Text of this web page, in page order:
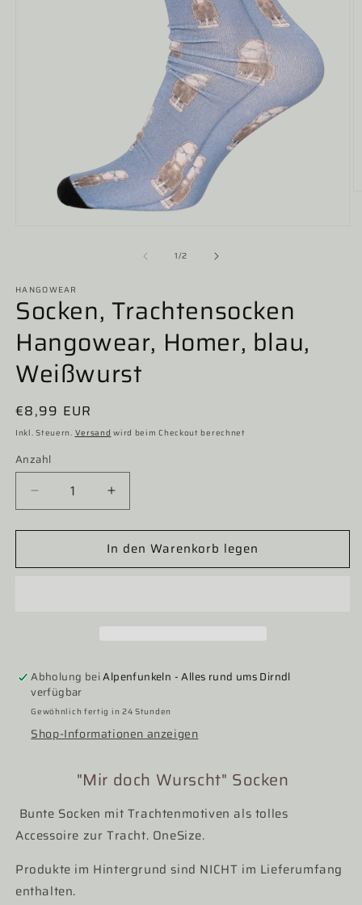
1/von
2
HANGOWEAR
Socken, Trachtensocken
Hangowear, Homer, blau,
Weißwurst
Normaler
Preis
€8,99 EUR
Inkl. Steuern. Versand wird beim Checkout berechnet
Anzahl
Verringere
die
Menge
Socken,
Erhöhe
die
Menge
für
Socken,
In den Warenkorb legen
Abholung beiAlpenfunkeln - Alles rund ums Dirndl
verfügbar
Gewöhnlich fertig in 24 Stunden
Shop-Informationen anzeigen
"Mir doch Wurscht" Socken
Bunte Socken mit Trachtenmotiven als tolles
Accessoire zur Tracht. OneSize.
Produkte im Hintergrund sind NICHT im Lieferumfang
enthalten.